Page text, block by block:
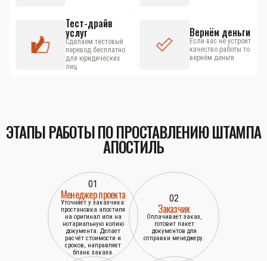
Тест-драйв
услуг
Сделаем тестовый
перевод бесплатно
для юридических
лиц
Вернём деньги
Если вас не устроит
качество работы то
вернём деньги
ЭТАПЫ РАБОТЫ ПО ПРОСТАВЛЕНИЮ ШТАМПА
АПОСТИЛЬ
01
Менеджер проекта
Уточняет у заказчика:
простановка апостиля
на оригинал или на
нотариальную копию
документа. Делает
расчёт стоимости и
сроков, направляет
бланк заказа.
02
Заказчик
Оплачивает заказ,
готовит пакет
документов для
отправки менеджеру.